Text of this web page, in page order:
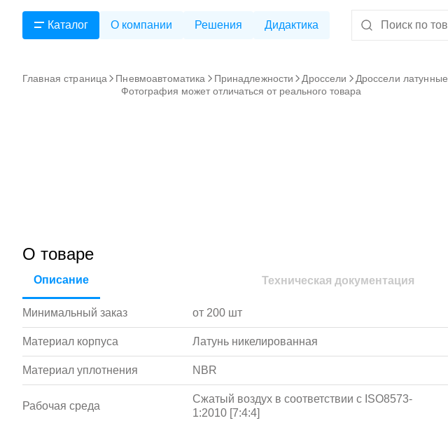
Каталог О компании Решения Дидактика
Главная страница Пневмоавтоматика Принадлежности Дроссели Дроссели латунные
Фотография может отличаться от реального товара
О товаре
Описание Техническая документация
Минимальный заказ от 200 шт
Материал корпуса Латунь никелированная
Материал уплотнения NBR
Рабочая среда
Сжатый воздух в соответствии с ISO8573-
1:2010 [7:4:4]